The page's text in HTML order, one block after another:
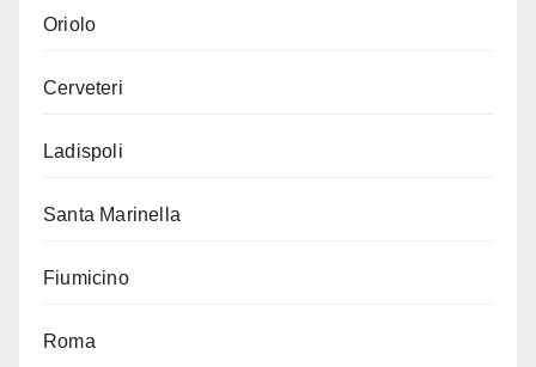
Oriolo
Cerveteri
Ladispoli
Santa Marinella
Fiumicino
Roma